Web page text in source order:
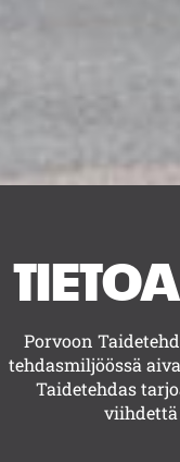
Porvoon
tehdasmiljöössä
Taidetehdas
viihdettä